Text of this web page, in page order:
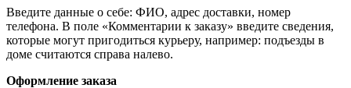
Введите данные о себе: ФИО, адрес доставки, номер
телефона. В поле «Комментарии к заказу» введите сведения,
которые могут пригодиться курьеру, например: подъезды в
доме считаются справа налево.
Оформление заказа